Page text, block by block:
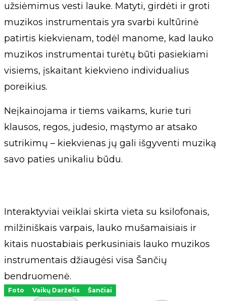
užsiėmimus vesti lauke. Matyti, girdėti ir groti
muzikos instrumentais yra svarbi kultūrinė
patirtis kiekvienam, todėl manome, kad lauko
muzikos instrumentai turėtų būti pasiekiami
visiems, įskaitant kiekvieno individualius
poreikius.
Neįkainojama ir tiems vaikams, kurie turi
klausos, regos, judesio, mąstymo ar atsako
sutrikimų – kiekvienas jų gali išgyventi muziką
savo paties unikaliu būdu.
Interaktyviai veiklai skirta vieta su ksilofonais,
milžiniškais varpais, lauko mušamaisiais ir
kitais nuostabiais perkusiniais lauko muzikos
instrumentais džiaugėsi visa Šančių
bendruomenė.
Foto Vaikų Darželis Šančiai